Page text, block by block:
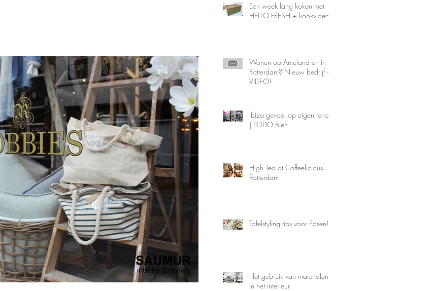
Een week lang koken met
HELLO FRESH + kookvideo
Wonen op Ameland en in
Rotterdam? Nieuw bedrijf +
VIDEO!
Ibiza gevoel op eigen terras
| TODO Bien
High Tea at Coffeelicious
Rotterdam
Tafelstyling tips voor Pasen!
Het gebruik van materialen
in het interieur